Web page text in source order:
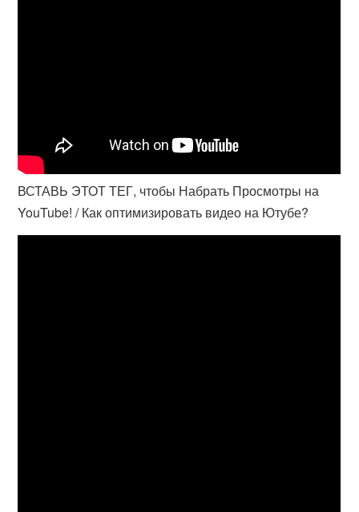
ВСТАВЬ ЭТОТ ТЕГ, чтобы Набрать Просмотры на
YouTube! / Как оптимизировать видео на Ютубе?